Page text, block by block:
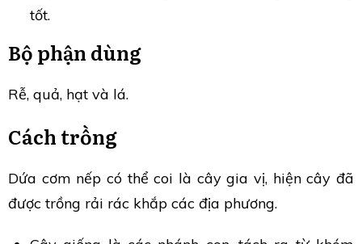
tốt.
Bộ phận dùng
Rễ, quả, hạt và lá.
Cách trồng
Dứa cơm nếp có thể coi là cây gia vị, hiện cây đã
được trồng rải rác khắp các địa phương.